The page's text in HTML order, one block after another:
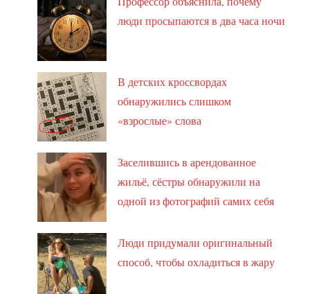
люди просыпаются в два часа ночи
В детских кроссвордах
обнаружились слишком
«взрослые» слова
Заселившись в арендованное
жильё, сёстры обнаружили на
одной из фотографий самих себя
Люди придумали оригинальный
способ, чтобы охладиться в жару